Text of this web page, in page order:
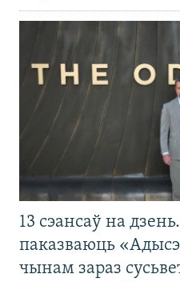
13 сэансаў на
паказваюць
чынам зараз